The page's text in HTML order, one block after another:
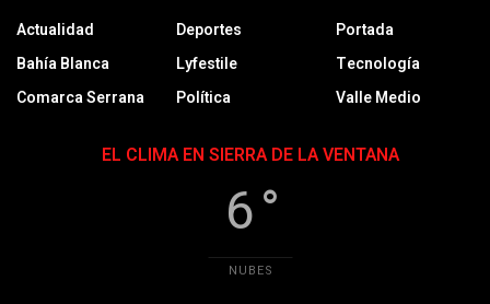
Actualidad
Bahía Blanca
Comarca Serrana
Deportes
Lyfestile
Política
Portada
Tecnología
Valle Medio
EL CLIMA EN SIERRA DE LA VENTANA
6 °
NUBES